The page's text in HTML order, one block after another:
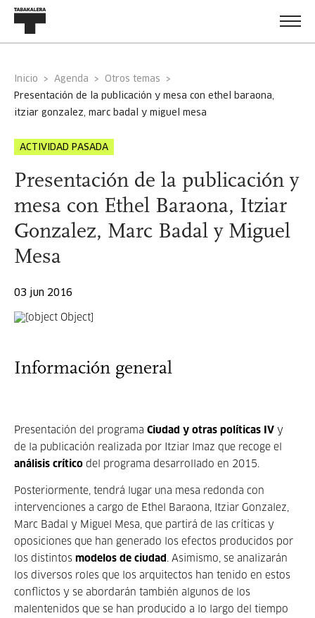
Inicio Agenda
Otros temas
presentación de la publicación y mesa con ethel baraona,
itziar gonzalez, marc badal y miguel mesa
ACTIVIDAD PASADA
Presentación de la publicación y
mesa con Ethel Baraona, Itziar
Gonzalez, Marc Badal y Miguel
Mesa
03 jun 2016
Información general
Presentación del programa Ciudad y otras políticas IV y
de la publicación realizada por Itziar Imaz que recoge el
análisis crítico del programa desarrollado en 2015.
Posteriormente, tendrá lugar una mesa redonda con
intervenciones a cargo de Ethel Baraona, Itziar Gonzalez,
Marc Badal y Miguel Mesa, que partirá de las críticas y
oposiciones que han generado los efectos producidos por
los distintos modelos de ciudad . Asimismo, se analizarán
los diversos roles que los arquitectos han tenido en estos
conflictos y se abordarán también algunos de los
malentenidos que se han producido a lo largo del tiempo